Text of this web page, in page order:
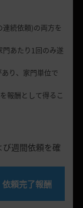
続依頼)の両方を
あたり1回のみ遂
り、家門単位で
報酬として得るこ
週間依頼を確
依頼完了報酬